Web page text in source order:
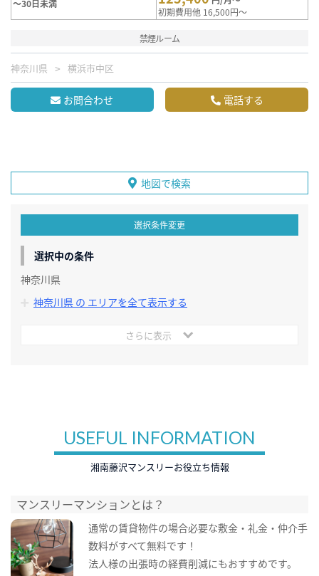
～30日未満
初期費用他 16,500円～
禁煙ルーム
神奈川県 横浜市中区
お問合わせ 電話する
地図で検索
選択条件変更
選択中の条件
神奈川県
神奈川県 の エリアを全て表示する
さらに表示
USEFUL INFORMATION
湘南藤沢マンスリーお役立ち情報
マンスリーマンションとは？
通常の賃貸物件の場合必要な敷金・礼金・仲介手
数料がすべて無料です！
法人様の出張時の経費削減にもおすすめです。